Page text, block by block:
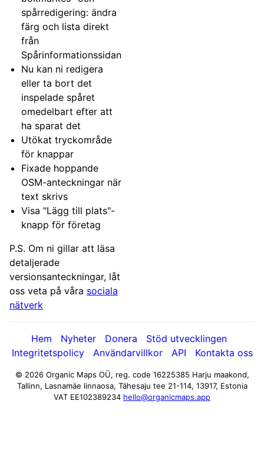
spårredigering: ändra
färg och lista direkt
från
Spårinformationssidan
Nu kan ni redigera
eller ta bort det
inspelade spåret
omedelbart efter att
ha sparat det
Utökat tryckområde
för knappar
Fixade hoppande
OSM-anteckningar när
text skrivs
Visa "Lägg till plats"-
knapp för företag
P.S. Om ni gillar att läsa
detaljerade
versionsanteckningar, låt
oss veta på våra sociala
nätverk
Hem Nyheter Donera
Stöd utvecklingen
Integritetspolicy
Användarvillkor API Kontakta oss
© 2026 Organic Maps OÜ, reg. code 16225385 Harju maakond,
Tallinn, Lasnamäe linnaosa, Tähesaju tee 21-114, 13917, Estonia
VAT EE102389234 hello@organicmaps.app